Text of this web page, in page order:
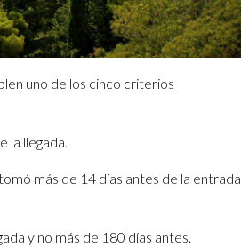
uno de los cinco criterios
la llegada.
más de 14 días antes de la entrada
y no más de 180 días antes.